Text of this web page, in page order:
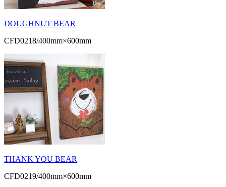
DOUGHNUT BEAR
CFD0218/400mm×600mm
THANK YOU BEAR
CFD0219/400mm×600mm